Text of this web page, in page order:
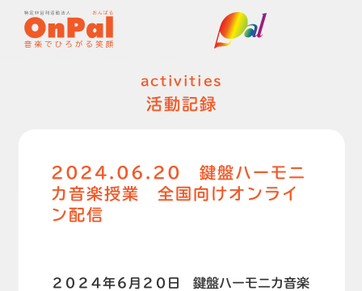
activities
活動記録
2024.06.20 鍵盤ハーモニ
カ音楽授業 全国向けオンライ
ン配信
２０２４年６月２０日 鍵盤ハーモニカ音楽